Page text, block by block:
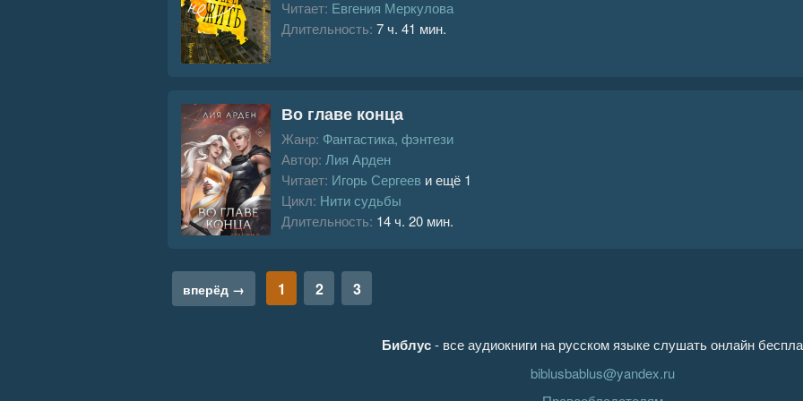
Читает: Евгения Меркулова
Длительность: 7 ч. 41 мин.
Во главе конца
Жанр: Фантастика, фэнтези
Автор: Лия Арден
Читает: Игорь Сергеев и ещё 1
Цикл: Нити судьбы
Длительность: 14 ч. 20 мин.
вперёд → 1 2 3
Библус- все аудиокниги на русском языке слушать онлайн
biblusbablus@yandex.ru